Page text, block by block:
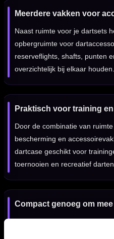
Meerdere vakken voor
Naast ruimte voor je dartsets
opbergruimte voor
reserveflights, shafts, punten
overzichtelijk bij elkaar houden.
Praktisch voor training
Door de combinatie van
bescherming en
dartcase geschikt voor
toernooien en recreatief darten.
Compact genoeg om
Ondanks de ruime indeling
nemen in een darttas,